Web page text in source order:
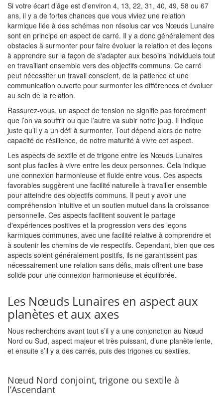
Si votre écart d’âge est d’environ 4, 13, 22, 31, 40, 49, 58 ou 67
ans, il y a de fortes chances que vous viviez une relation
karmique liée à des schémas non résolus car vos Nœuds Lunaire
sont en principe en aspect de carré. Il y a donc généralement des
obstacles à surmonter pour faire évoluer la relation et des leçons
à apprendre sur la façon de s'adapter aux besoins individuels tout
en travaillant ensemble vers des objectifs communs. Ce carré
peut nécessiter un travail conscient, de la patience et une
communication ouverte pour surmonter les différences et évoluer
au sein de la relation.
Rassurez-vous, un aspect de tension ne signifie pas forcément
que l’on va souffrir ou que l’autre va subir notre joug. Il indique
juste qu’il y a un défi à surmonter. Tout dépend alors de notre
capacité de résilience, de notre maturité à vivre cet aspect.
Les aspects de sextile et de trigone entre les Nœuds Lunaires
sont plus faciles à vivre entre les deux personnes. Cela indique
une connexion harmonieuse et fluide entre vous. Ces aspects
favorables suggèrent une facilité naturelle à travailler ensemble
pour atteindre des objectifs communs. Il peut y avoir une
compréhension intuitive et un soutien mutuel dans la croissance
personnelle. Ces aspects facilitent souvent le partage
d'expériences positives et la progression vers des leçons
karmiques communes, avec une facilité relative à comprendre et
à soutenir les chemins de vie respectifs. Cependant, bien que ces
aspects soient généralement positifs, ils ne garantissent pas
nécessairement une relation sans défis, mais offrent une base
solide pour une connexion harmonieuse et équilibrée.
Les Nœuds Lunaires en aspect aux
planètes et aux axes
Nous recherchons avant tout s’il y a une conjonction au Nœud
Nord ou Sud, aspect majeur et très puissant, d’une planète lente,
et ensuite s’il y a des carrés, puis des trigones ou sextiles.
Nœud Nord conjoint, trigone ou sextile à
l’Ascendant